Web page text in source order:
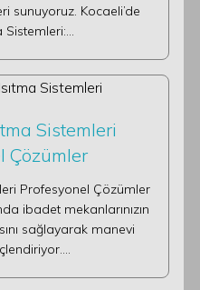
sunuyoruz. Kocaeli’de
Sistemleri:…
Sistemleri
Çözümler
Profesyonel Çözümler
ibadet mekanlarınızın
sağlayarak manevi